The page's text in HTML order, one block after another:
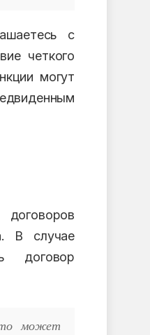
с
четкого
могут
В случае
договор
может